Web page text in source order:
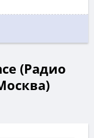
(Радио